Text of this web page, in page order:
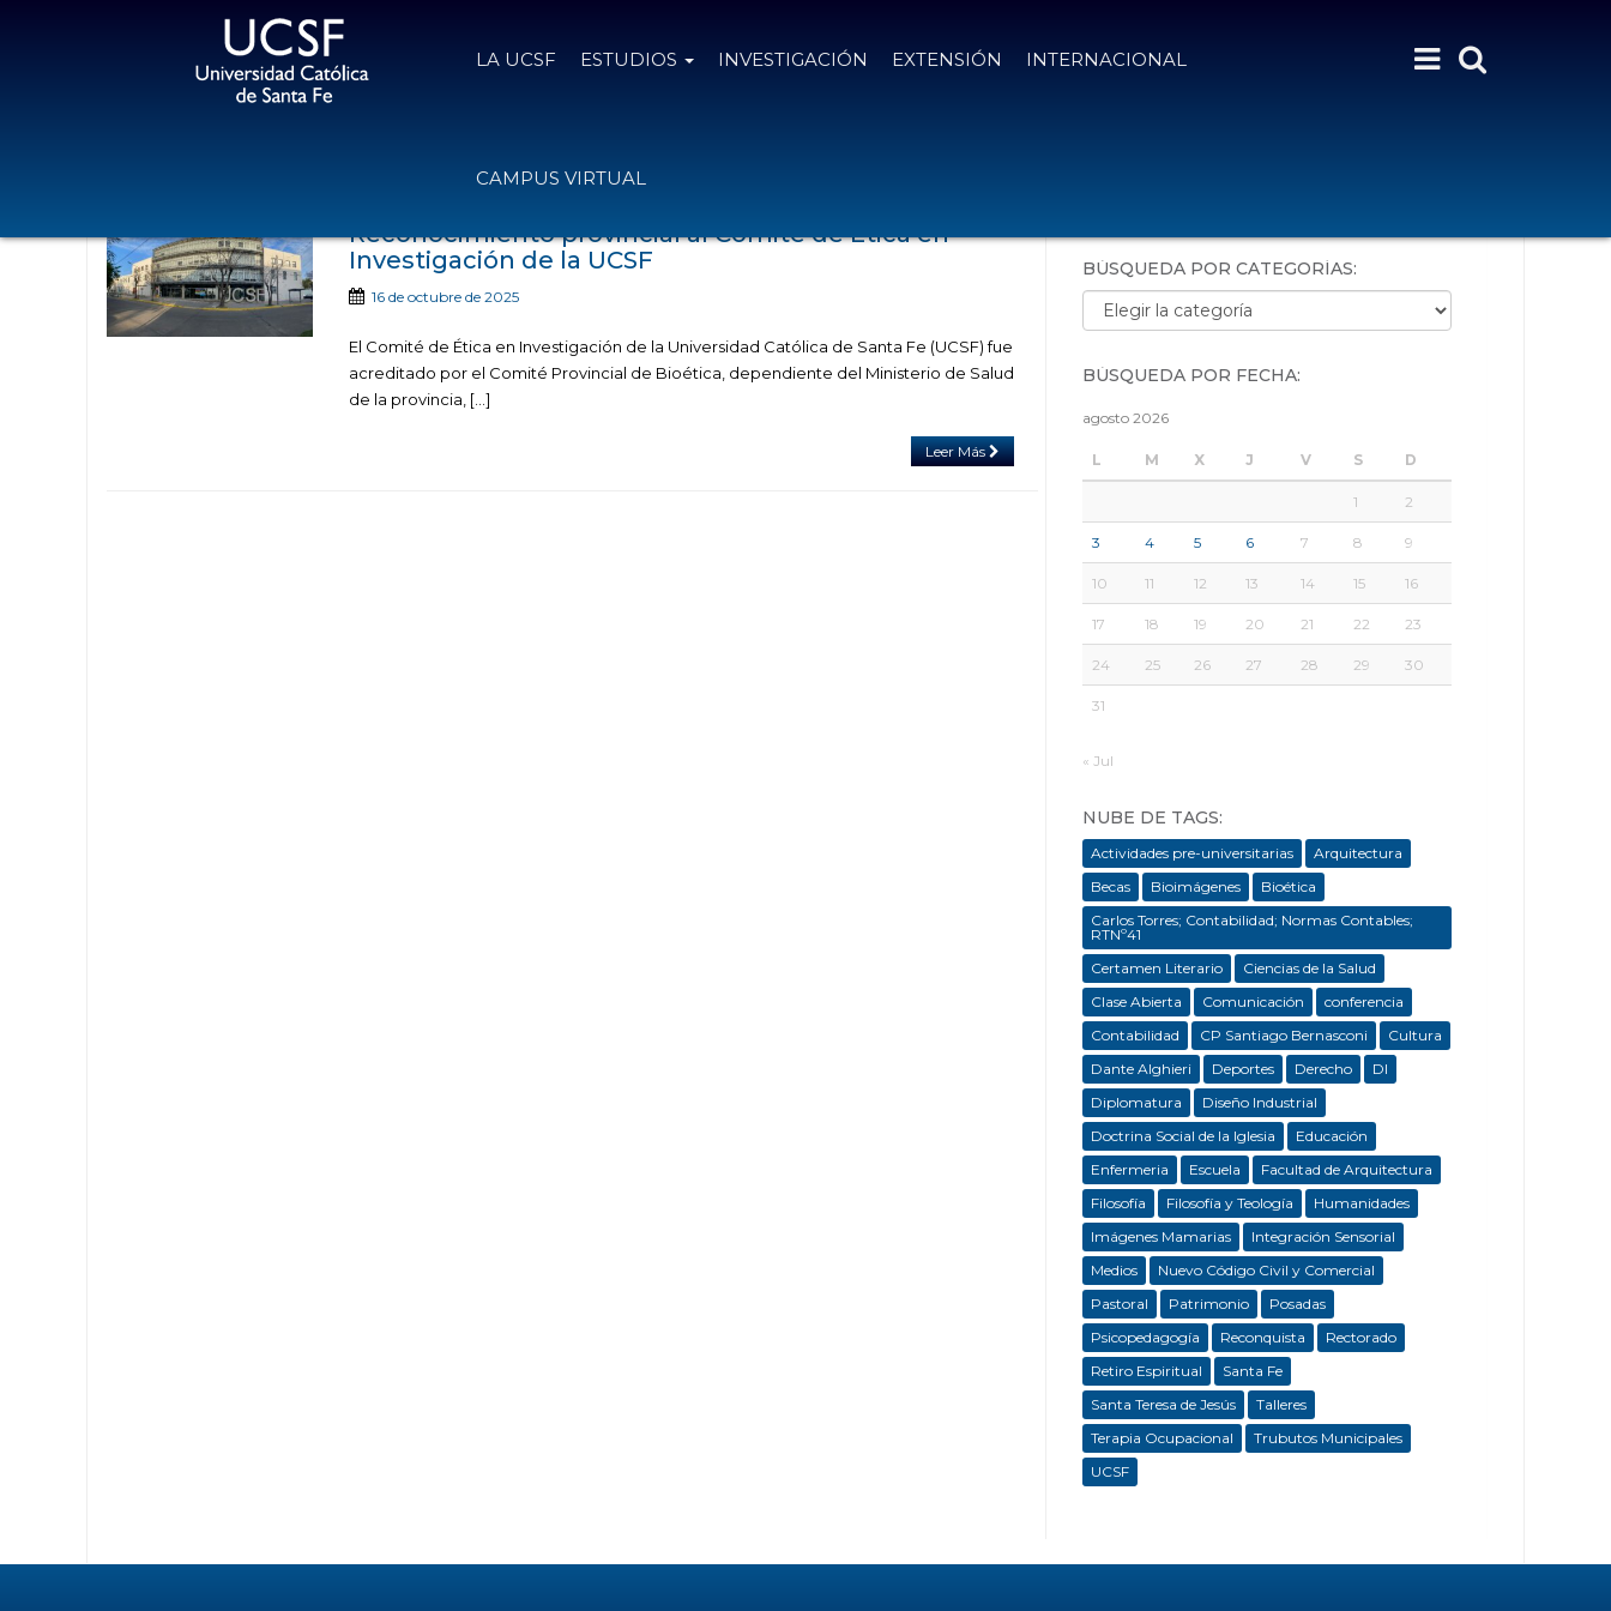
LA UCSF ESTUDIOS INVESTIGACIÓN EXTENSIÓN INTERNACIONAL
CAMPUS VIRTUAL
Reconocimiento provincial al Comité de Ética en
Investigación de la UCSF
16 de octubre de 2025
El Comité de Ética en Investigación de la Universidad Católica de Santa Fe (UCSF) fue
acreditado por el Comité Provincial de Bioética, dependiente del Ministerio de Salud
de la provincia, […]
Leer Más
BÚSQUEDA POR CATEGORÍAS:
Búsqueda por categorías:
BÚSQUEDA POR FECHA:
agosto 2026
L M X J V S D
1 2
3 4 5 6 7 8 9
10 11 12 13 14 15 16
17 18 19 20 21 22 23
24 25 26 27 28 29 30
31
« Jul
NUBE DE TAGS:
Actividades pre-universitarias
Arquitectura
Becas
Bioimágenes
Bioética
Carlos Torres; Contabilidad; Normas Contables;
RTNº41
Certamen Literario
Ciencias de la Salud
Clase Abierta
Comunicación
conferencia
Contabilidad
CP Santiago Bernasconi
Cultura
Dante Alghieri
Deportes Derecho
DI
Diplomatura
Diseño Industrial
Doctrina Social de la Iglesia
Educación
Enfermeria
Escuela
Facultad de Arquitectura
Filosofía
Filosofía y Teología
Humanidades
Imágenes Mamarias
Integración Sensorial
Medios
Nuevo Código Civil y Comercial
Pastoral
Patrimonio
Posadas
Psicopedagogía
Reconquista
Rectorado
Retiro Espiritual
Santa Fe
Santa Teresa de Jesús
Talleres
Terapia Ocupacional
Trubutos Municipales
UCSF